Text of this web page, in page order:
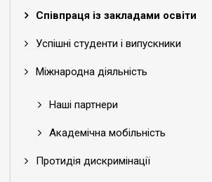
Співпраця із закладами освіти
Успішні студенти і випускники
Міжнародна діяльність
Наші партнери
Академічна мобільність
Протидія дискримінації